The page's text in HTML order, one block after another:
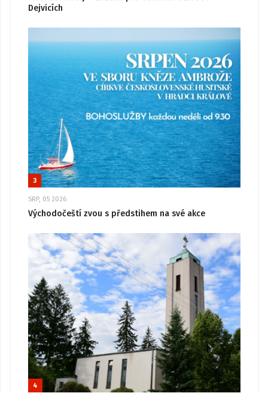
Dejvicích
3
SRP, 05 2026
Východočeští zvou s předstihem na své akce
4